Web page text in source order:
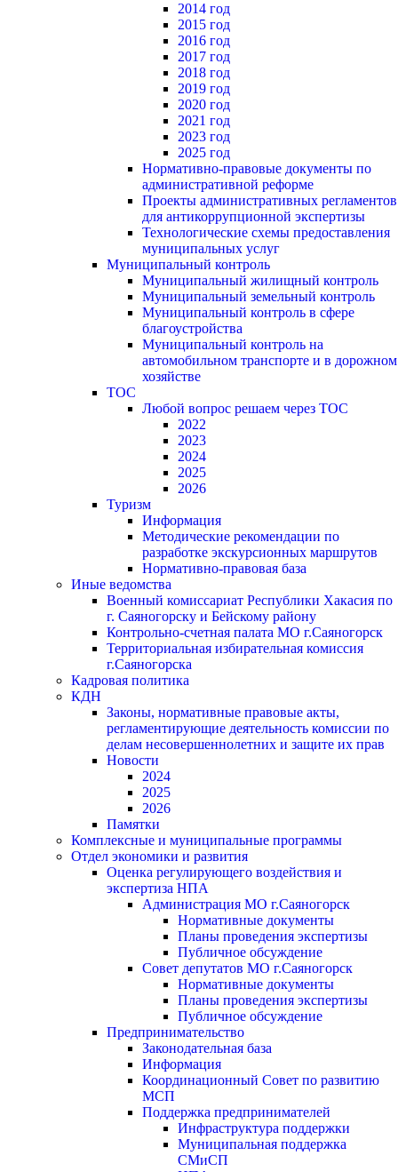
2014 год
2015 год
2016 год
2017 год
2018 год
2019 год
2020 год
2021 год
2023 год
2025 год
Нормативно-правовые документы по
административной реформе
Проекты административных регламентов
для антикоррупционной экспертизы
Технологические схемы предоставления
муниципальных услуг
Муниципальный контроль
Муниципальный жилищный контроль
Муниципальный земельный контроль
Муниципальный контроль в сфере
благоустройства
Муниципальный контроль на
автомобильном транспорте и в дорожном
хозяйстве
ТОС
Любой вопрос решаем через ТОС
2022
2023
2024
2025
2026
Туризм
Информация
Методические рекомендации по
разработке экскурсионных маршрутов
Нормативно-правовая база
Иные ведомства
Военный комиссариат Республики Хакасия по
г. Саяногорску и Бейскому району
Контрольно-счетная палата МО г.Саяногорск
Территориальная избирательная комиссия
г.Саяногорска
Кадровая политика
КДН
Законы, нормативные правовые акты,
регламентирующие деятельность комиссии по
делам несовершеннолетних и защите их прав
Новости
2024
2025
2026
Памятки
Комплексные и муниципальные программы
Отдел экономики и развития
Оценка регулирующего воздействия и
экспертиза НПА
Администрация МО г.Саяногорск
Нормативные документы
Планы проведения экспертизы
Публичное обсуждение
Совет депутатов МО г.Саяногорск
Нормативные документы
Планы проведения экспертизы
Публичное обсуждение
Предпринимательство
Законодательная база
Информация
Координационный Совет по развитию
МСП
Поддержка предпринимателей
Инфраструктура поддержки
Муниципальная поддержка
СМиСП